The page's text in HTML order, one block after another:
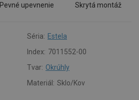
Pevné upevnenie Skrytá montáž
Séria: Estela
Index: 7011552-00
Tvar: Okrúhly
Materiál: Sklo/Kov